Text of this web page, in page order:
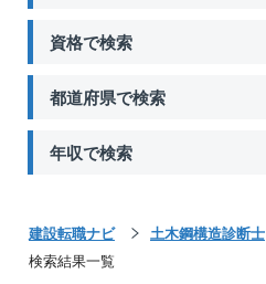
資格で検索
都道府県で検索
年収で検索
建設転職ナビ 土木鋼構造診断士
検索結果一覧